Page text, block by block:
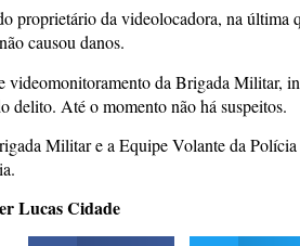
proprietário da videolocadora, na última
causou danos.
videomonitoramento da Brigada Militar,
delito. Até o momento não há suspeitos.
Militar e a Equipe Volante da
Lucas Cidade